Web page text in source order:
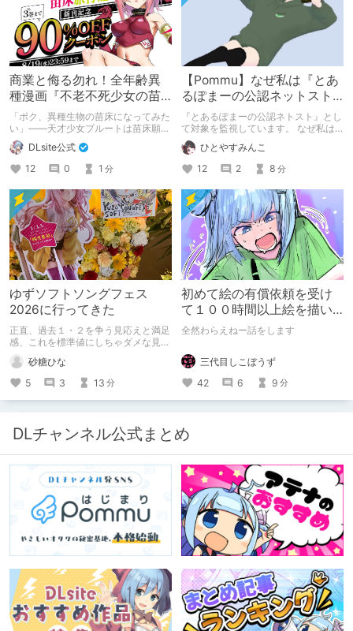
商業と侮る勿れ！全年齢異
種漫画『不老不死少女の苗
床旅行記』新刊記念1～3巻
90%オフクーポン配布中✨
「ボク、異種生物の苗床になってみた
い」――天才少女プルートは苗床願望
を叶えるため、不老不死の体を手に入
れた！ 話題沸騰の全年齢苗床コミッ
クスの新刊が発売開始！ それを記念
して1～3巻まで90%OFFクーポン配
布いたします！ まだ本作品未体験の
皆さん、多分お好きです。ぜひお試し
ください。
DLsite公式
12
0 1 分
【Pommu】なぜ私は『とあ
るぽまーの公認ネットスト
ーカー』になったのか【出
会い編】
『とあるぽまーの公認ネトスト』とし
て対象を監視しています。 なぜ私は
このような行動をとるに至ったのか。
これまでのあゆみを振り返ります。
ひとやすみんこ
12
2 8 分
ゆずソフトソングフェス
2026に行ってきた
正直、過去１・２を争う見応えと満足
感、これを標準値にしちゃダメな見本
かも
砂糖ひな
5
3 13 分
初めて絵の有償依頼を受け
て１００時間以上絵を描い
た話
全然わらえねー話をします
三代目しこぼうず
42
6 9 分
DLチャンネル公式まとめ